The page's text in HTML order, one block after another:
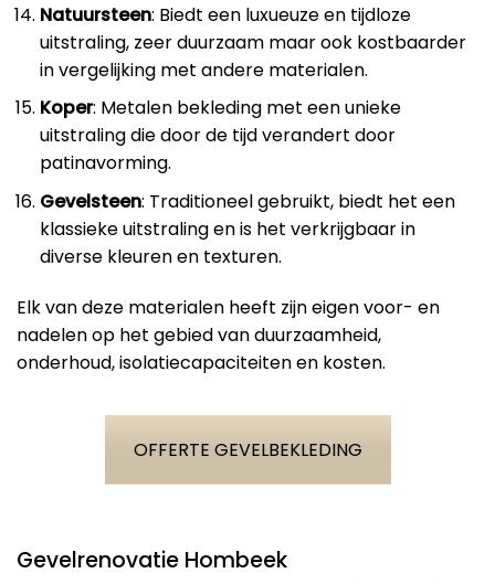
Natuursteen: Biedt een luxueuze en tijdloze
uitstraling, zeer duurzaam maar ook kostbaarder
in vergelijking met andere materialen.
Koper: Metalen bekleding met een unieke
uitstraling die door de tijd verandert door
patinavorming.
Gevelsteen: Traditioneel gebruikt, biedt het een
klassieke uitstraling en is het verkrijgbaar in
diverse kleuren en texturen.
Elk van deze materialen heeft zijn eigen voor- en
nadelen op het gebied van duurzaamheid,
onderhoud, isolatiecapaciteiten en kosten.
OFFERTE GEVELBEKLEDING
Gevelrenovatie Hombeek